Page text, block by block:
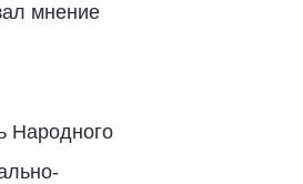
мнение
Народного